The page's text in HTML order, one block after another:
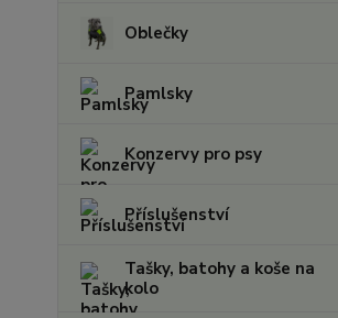
Oblečky
Pamlsky
Konzervy pro psy
Příslušenství
Tašky, batohy a koše na
kolo